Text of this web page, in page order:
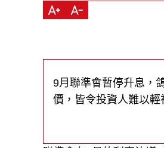
9月聯準會暫停升息，
價，皆令投資人難以輕